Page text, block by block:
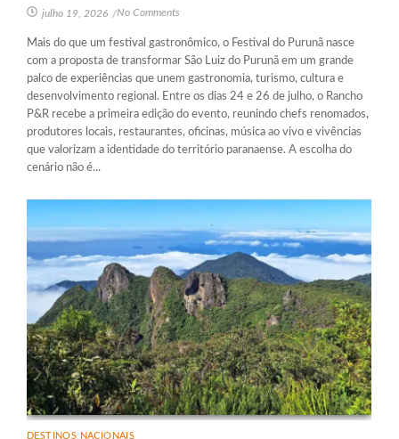
julho 19, 2026 /No Comments
Mais do que um festival gastronômico, o Festival do Purunã nasce
com a proposta de transformar São Luiz do Purunã em um grande
palco de experiências que unem gastronomia, turismo, cultura e
desenvolvimento regional. Entre os dias 24 e 26 de julho, o Rancho
P&R recebe a primeira edição do evento, reunindo chefs renomados,
produtores locais, restaurantes, oficinas, música ao vivo e vivências
que valorizam a identidade do território paranaense. A escolha do
cenário não é...
DESTINOS NACIONAIS